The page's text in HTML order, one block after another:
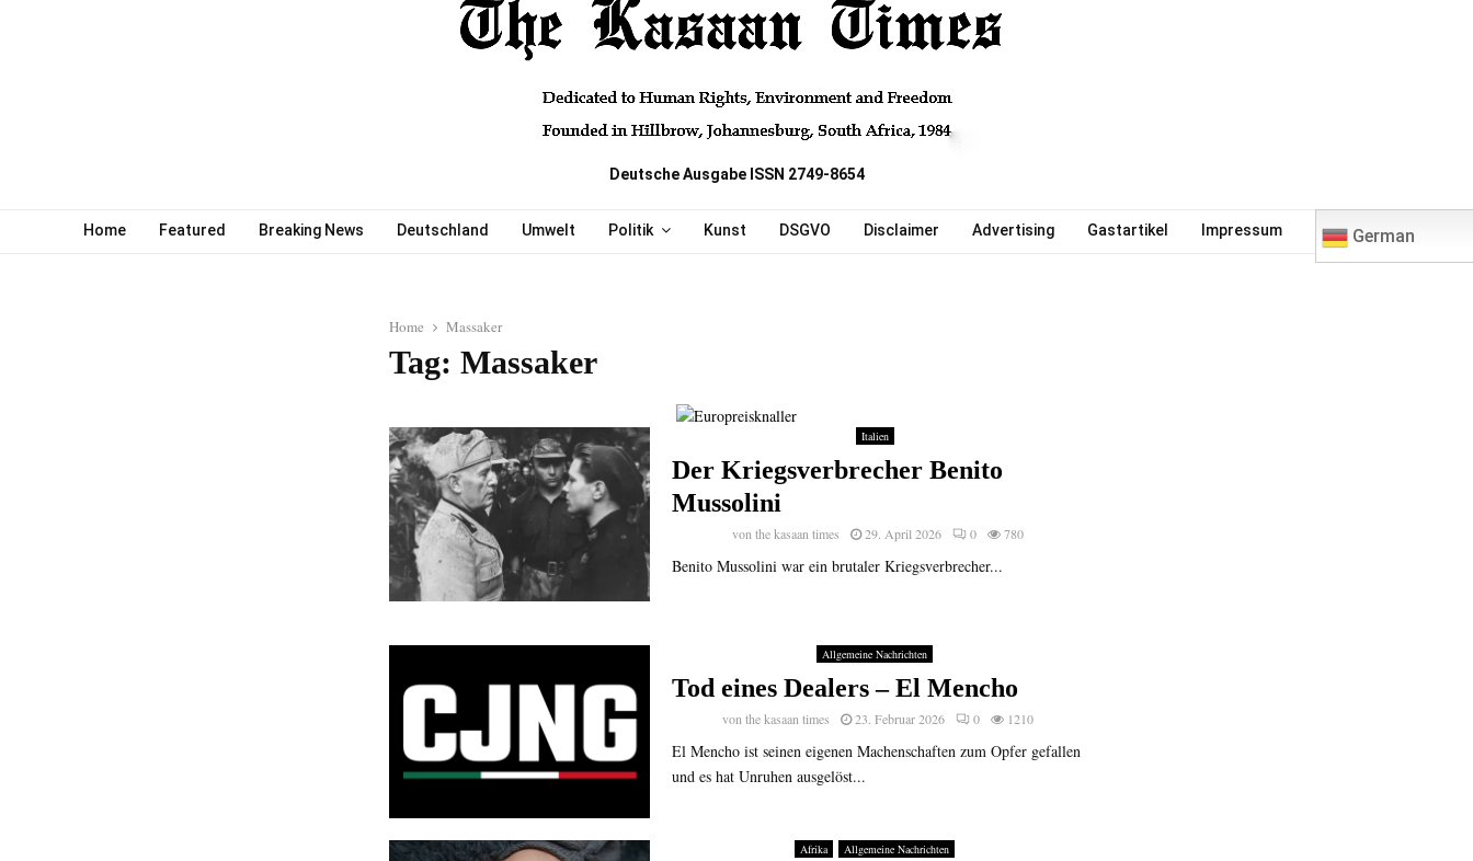
Deutsche Ausgabe ISSN 2749-8654
Home Featured Breaking News Deutschland Umwelt Politik Kunst DSGVO Disclaimer Advertising Gastartikel Impressum German
Home Massaker
Tag: Massaker
Italien
Der Kriegsverbrecher Benito
Mussolini
vonthe kasaan times 29. April 2026 0 780
Benito Mussolini war ein brutaler Kriegsverbrecher...
Allgemeine Nachrichten
Tod eines Dealers – El Mencho
von the kasaan times 23. Februar 2026 0 1210
El Mencho ist seinen eigenen Machenschaften zum Opfer gefallen
und es hat Unruhen ausgelöst...
Afrika Allgemeine Nachrichten